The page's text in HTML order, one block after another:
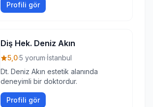
Profili gör
Diş Hek. Deniz Akın
5,0·5 yorum·İstanbul
Dt. Deniz Akın estetik alanında
deneyimli bir doktordur.
Profili gör